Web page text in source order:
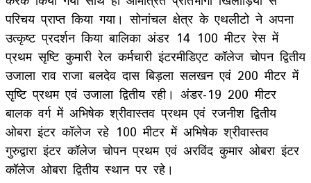
परिचय प्राप्त किया गया। सोनांचल क्षेत्र के एथलीटो ने अपना
उत्कृष्ट प्रदर्शन किया बालिका अंडर 14 100 मीटर रेस में
प्रथम सृष्टि कुमारी रेल कर्मचारी इंटरमीडिएट कॉलेज चोपन द्वितीय
उजाला राव राजा बलदेव दास बिड़ला सलखन एवं 200 मीटर में
सृष्टि प्रथम एवं उजाला द्वितीय रही। अंडर-19 200 मीटर
बालक वर्ग में अभिषेक श्रीवास्तव प्रथम एवं रजनीश द्वितीय
ओबरा इंटर कॉलेज रहे 100 मीटर में अभिषेक श्रीवास्तव
गुरुद्वारा इंटर कॉलेज चोपन प्रथम एवं अरविंद कुमार ओबरा इंटर
कॉलेज ओबरा द्वितीय स्थान पर रहे।